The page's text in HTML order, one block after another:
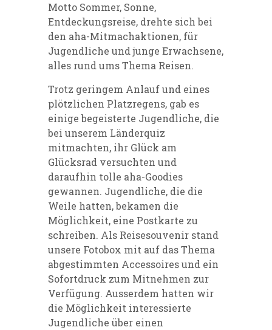
Motto Sommer, Sonne,
Entdeckungsreise, drehte sich bei
den aha-Mitmachaktionen, für
Jugendliche und junge Erwachsene,
alles rund ums Thema Reisen.
Trotz geringem Anlauf und eines
plötzlichen Platzregens, gab es
einige begeisterte Jugendliche, die
bei unserem Länderquiz
mitmachten, ihr Glück am
Glücksrad versuchten und
daraufhin tolle aha-Goodies
gewannen. Jugendliche, die die
Weile hatten, bekamen die
Möglichkeit, eine Postkarte zu
schreiben. Als Reisesouvenir stand
unsere Fotobox mit auf das Thema
abgestimmten Accessoires und ein
Sofortdruck zum Mitnehmen zur
Verfügung. Ausserdem hatten wir
die Möglichkeit interessierte
Jugendliche über einen